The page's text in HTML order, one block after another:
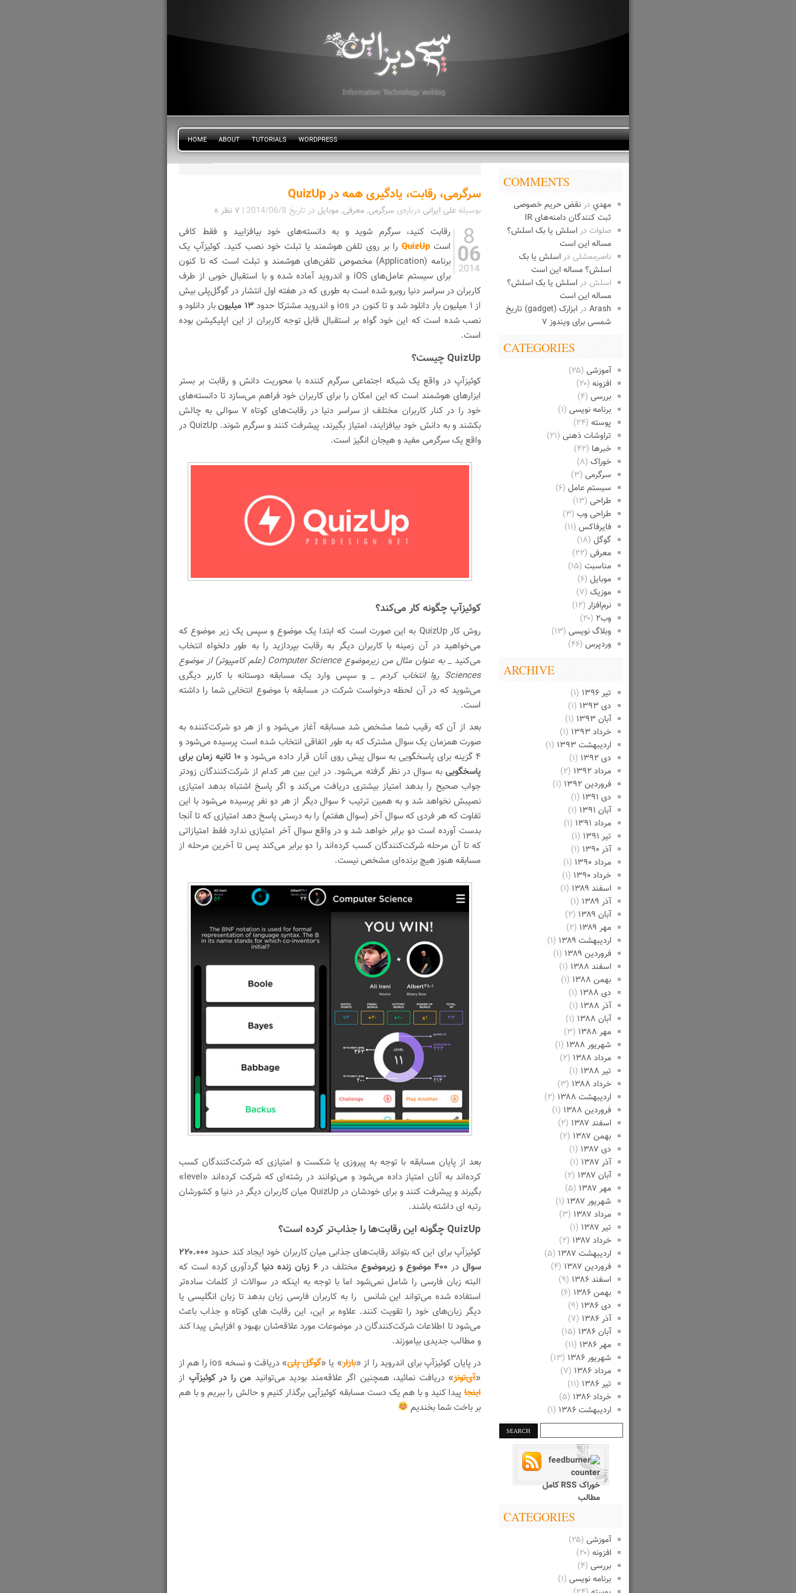
HOME ABOUT TUTORIALS WORDPRESS
COMMENTS
مهدي درنقض حریم خصوصی
ثبت کنندگان دامنه‌های IR
صلوات دراسلش یا بک اسلش؟
مساله این است
ناصرممشلی دراسلش یا بک
اسلش؟ مساله این است
اسلش دراسلش یا بک اسلش؟
مساله این است
Arash در
ابزارک (gadget) تاریخ
شمسی برای ویندوز ۷
CATEGORIES
آموزشی (۲۵)
افزونه (۲۰)
بررسی (۴)
برنامه نویسی (۱)
پوسته (۲۴)
تراوشات ذهنی (۲۱)
خبرها (۴۲)
خوراک (۸)
سرگرمی (۳)
سیستم عامل (۶)
طراحی (۱۳)
طراحی وب (۳)
فایرفاکس (۱۱)
گوگل (۱۸)
معرفی (۲۲)
مناسبت (۱۵)
موبایل (۶)
موزیک (۷)
نرم‌افزار (۱۲)
وب۲ (۲۰)
وبلاگ نویسی (۱۳)
وردپرس (۴۶)
ARCHIVE
تیر ۱۳۹۶
(۱)
دی ۱۳۹۳
(۱)
آبان ۱۳۹۳
(۱)
خرداد ۱۳۹۳
(۱)
اردیبهشت ۱۳۹۳
(۱)
دی ۱۳۹۲
(۱)
مرداد ۱۳۹۲
(۲)
فروردین ۱۳۹۲
(۱)
دی ۱۳۹۱
(۱)
آبان ۱۳۹۱
(۱)
مرداد ۱۳۹۱
(۱)
تیر ۱۳۹۱
(۱)
آذر ۱۳۹۰
(۱)
مرداد ۱۳۹۰
(۱)
خرداد ۱۳۹۰
(۱)
اسفند ۱۳۸۹
(۱)
آذر ۱۳۸۹
(۱)
آبان ۱۳۸۹
(۲)
مهر ۱۳۸۹
(۲)
اردیبهشت ۱۳۸۹
(۱)
فروردین ۱۳۸۹
(۱)
اسفند ۱۳۸۸
(۱)
بهمن ۱۳۸۸
(۱)
دی ۱۳۸۸
(۱)
آذر ۱۳۸۸
(۱)
آبان ۱۳۸۸
(۱)
مهر ۱۳۸۸
(۳)
شهریور ۱۳۸۸
(۱)
مرداد ۱۳۸۸
(۲)
تیر ۱۳۸۸
(۱)
خرداد ۱۳۸۸
(۳)
اردیبهشت ۱۳۸۸
(۲)
فروردین ۱۳۸۸
(۱)
اسفند ۱۳۸۷
(۲)
بهمن ۱۳۸۷
(۲)
دی ۱۳۸۷
(۱)
آذر ۱۳۸۷
(۱)
آبان ۱۳۸۷
(۲)
مهر ۱۳۸۷
(۵)
شهریور ۱۳۸۷
(۱)
مرداد ۱۳۸۷
(۳)
تیر ۱۳۸۷
(۱)
خرداد ۱۳۸۷
(۲)
اردیبهشت ۱۳۸۷
(۵)
فروردین ۱۳۸۷
(۴)
اسفند ۱۳۸۶
(۹)
بهمن ۱۳۸۶
(۶)
دی ۱۳۸۶
(۹)
آذر ۱۳۸۶
(۷)
آبان ۱۳۸۶
(۱۵)
مهر ۱۳۸۶
(۱۱)
شهریور ۱۳۸۶
(۱۳)
مرداد ۱۳۸۶
(۷)
تیر ۱۳۸۶
(۱۱)
خرداد ۱۳۸۶
(۵)
اردیبهشت ۱۳۸۶
(۱)
خوراک RSS کامل
مطالب
CATEGORIES
آموزشی (۲۵)
افزونه (۲۰)
بررسی (۴)
برنامه نویسی (۱)
سرگرمی، رقابت، یادگیری همه در QuizUp
بوسیله علی ایرانی درباره‌ی سرگرمی,معرفی,موبایل در تاریخ 2014/06/8
| ۷ نظر »
8
06
2014
رقابت کنید، سرگرم شوید و به دانسته‌های خود بیافزایید و فقط کافی
است QuizUp را بر روی تلفن هوشمند یا تبلت خود نصب کنید. کوئیزآپ یک
برنامه (Application) مخصوص تلفن‌های هوشمند و تبلت است که تا کنون
برای سیستم عامل‌های iOS و اندروید آماده شده و با استقبال خوبی از طرف
کاربران در سراسر دنیا روبرو شده است به طوری که در هفته اول انتشار در گوگل‌پلی بیش
از ۱ میلیون بار دانلود شد و تا کنون در ios و اندروید مشترکا حدود
۱۳ میلیون
بار دانلود و
نصب شده است که این خود گواه بر استقبال قابل توجه کاربران از این اپلیکیشن بوده
است.
QuizUp چیست؟
کوئیزآپ در واقع یک شبکه اجتماعی سرگرم کننده با محوریت دانش و رقابت بر بستر
ابزارهای هوشمند است که این امکان را برای کاربران خود فراهم می‌سازد تا دانسته‌های
خود را در کنار کاربران مختلف از سراسر دنیا در رقابت‌های کوتاه ۷ سوالی به چالش
بکشند و به دانش خود بیافزایند، امتیاز بگیرند، پیشرفت کنند و سرگرم شوند. QuizUp در
واقع یک سرگرمی مفید و هیجان انگیز است.
کوئیزآپ چگونه کار می‌کند؟
روش کار QuizUp به این صورت است که ابتدا یک موضوع و سپس یک زیر موضوع که
می‌خواهید در آن زمینه با کاربران دیگر به رقابت بپردازید را به طور دلخواه انتخاب
می‌کنید _
به عنوان مثال من زیرموضوع Computer Science (علم کامپیوتر) از موضوع
Sciences روا انتخاب کردم
_ و سپس وارد یک مسابقه دوستانه با کاربر دیگری
می‌شوید که در آن لحظه درخواست شرکت در مسابقه با موضوع انتخابی شما را داشته
است.
بعد از آن که رقیب شما مشخص شد مسابقه آغاز می‌شود و از هر دو شرکت‌کننده به
صورت همزمان یک سوال مشترک که به طور اتفاقی انتخاب شده است پرسیده می‌شود و
۴ گزینه برای پاسخگویی به سوال پیش روی آنان قرار داده می‌شود و
۱۰ ثانیه زمان برای
پاسخگویی به سوال در نظر گرفته می‌شود. در این بین هر کدام از شرکت‌کنندگان زودتر
جواب صحیح را بدهد امتیاز بیشتری دریافت می‌کند و اگر پاسخ اشتباه بدهد امتیازی
نصیبش نخواهد شد و به همین ترتیب ۶ سوال دیگر از هر دو نفر پرسیده می‌شود با این
تفاوت که هر فردی که سوال آخر (سوال هفتم) را به درستی پاسخ دهد امتیازی که تا آنجا
بدست آورده است دو برابر خواهد شد و در واقع سوال آخر امتیازی ندارد فقط امتیازاتی
که تا آن مرحله شرکت‌کنندگان کسب کرده‌اند را دو برابر می‌کند پس تا آخرین مرحله از
مسابقه هنوز هیچ برنده‌ای مشخص نیست.
بعد از پایان مسابقه با توجه به پیروزی یا شکست و امتیازی که شرکت‌کنندگان کسب
کرده‌اند به آنان امتیاز داده می‌شود و می‌توانند در رشته‌ای که شرکت کرده‌اند «level»
بگیرند و پیشرفت کنند و برای خودشان در QuizUp میان کاربران دیگر در دنیا و کشورشان
رتبه ای داشته باشند.
QuizUp چگونه این رقابت‌ها را جذاب‌تر کرده است؟
کوئیزآپ برای این که بتواند رقابت‌های جذابی میان کاربران خود ایجاد کند حدود ۲۲۰.۰۰۰
سوالدر ۴۰۰ موضوع و زیرموضوع مختلف در۶ زبان زنده دنیا
گردآوری کرده است که
البته زبان فارسی را شامل نمی‌شود اما با توجه به اینکه در سوالات از کلمات ساده‌تر
استفاده شده می‌تواند این شانس را به کاربران فارسی زبان بدهد تا زبان انگلیسی یا
دیگر زبان‌های خود را تقویت کنند. علاوه بر این، این رقابت های کوتاه و جذاب باعث
می‌شود تا اطلاعات شرکت‌کنندگان در موضوعات مورد علاقه‌شان بهبود و افزایش پیدا کند
و مطالب جدیدی بیاموزند.
در پایان کوئیزآپ برای اندروید را از «بازار» یا «گوگل پلی
» دریافت و نسخه ios را هم از
«آی‌تونز» دریافت نمائید، همچنین اگر علاقه‌مند بودید می‌توانید من را در کوئیزآپ از
اینجا پیدا کنید و با هم یک دست مسابقه کوئیزآپی برگذار کنیم و حالش را ببریم و با هم
بر باخت شما بخندیم